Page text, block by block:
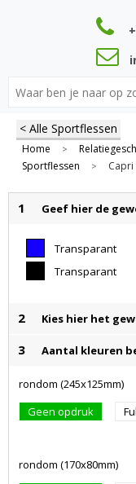
< Alle Sportflessen
Home >
Sportflessen >
1 Geef hier de
Transparant
Blauw
Transparant
2 Kies hier het
3 Aantal kleuren
rondom (245x125mm)
Geen opdruk
rondom (170x80mm)